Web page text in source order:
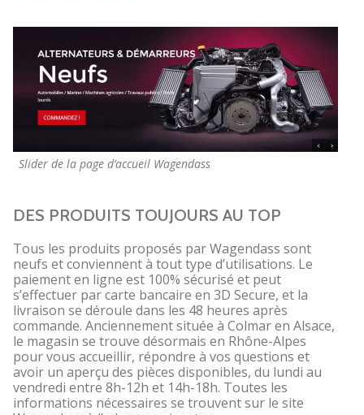
Slider de la page d’accueil Wagendass
DES PRODUITS TOUJOURS AU TOP
Tous les produits proposés par Wagendass sont
neufs et conviennent à tout type d’utilisations. Le
paiement en ligne est 100% sécurisé et peut
s’effectuer par carte bancaire en 3D Secure, et la
livraison se déroule dans les 48 heures après
commande. Anciennement située à Colmar en Alsace,
le magasin se trouve désormais en Rhône-Alpes
pour vous accueillir, répondre à vos questions et
avoir un aperçu des pièces disponibles, du lundi au
vendredi entre 8h-12h et 14h-18h. Toutes les
informations nécessaires se trouvent sur le site